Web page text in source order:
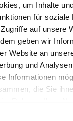
um Inhalte
für soziale
auf unsere
geben wir
Website an
und
Informationen
die Sie